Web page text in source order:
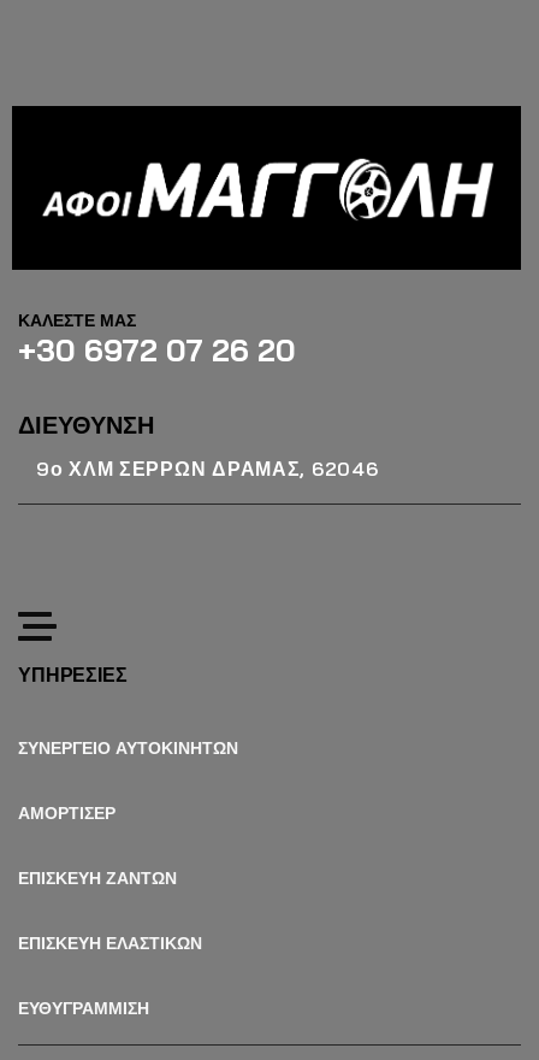
ΚΑΛΕΣΤΕ ΜΑΣ
+30 6972 07 26 20
ΔΙΕΥΘΥΝΣΗ
9ο ΧΛΜ ΣΕΡΡΩΝ ΔΡΑΜΑΣ, 62046
ΥΠΗΡΕΣΙΕΣ
ΣΥΝΕΡΓΕΙΟ ΑΥΤΟΚΙΝΗΤΩΝ
ΑΜΟΡΤΙΣΕΡ
ΕΠΙΣΚΕΥΗ ΖΑΝΤΩΝ
ΕΠΙΣΚΕΥΗ ΕΛΑΣΤΙΚΩΝ
ΕΥΘΥΓΡΑΜΜΙΣΗ